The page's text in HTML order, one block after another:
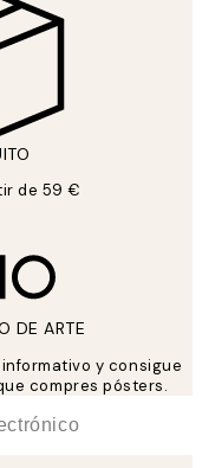
de 59 €
DE ARTE
y consigue
compres pósters.